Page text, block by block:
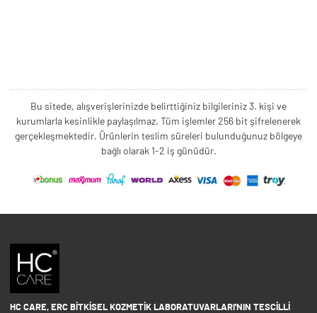
Bu sitede, alışverişlerinizde belirttiğiniz bilgileriniz 3. kişi ve
kurumlarla kesinlikle paylaşılmaz. Tüm işlemler 256 bit şifrelenerek
gerçekleşmektedir. Ürünlerin teslim süreleri bulunduğunuz bölgeye
bağlı olarak 1-2 iş günüdür.
HC CARE, ERC BITKISEL KOZMETIK LABORATUVARLARI'NIN TESCILLI